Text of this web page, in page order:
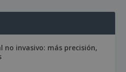
no invasivo: más precisión,